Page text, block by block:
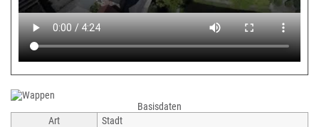
Basisdaten
Art
Stadt